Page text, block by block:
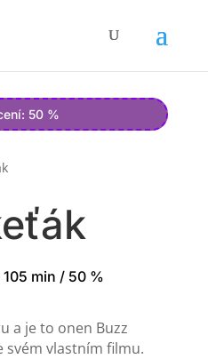
50 %
min / 50 %
a je to onen Buzz
svém vlastním filmu.